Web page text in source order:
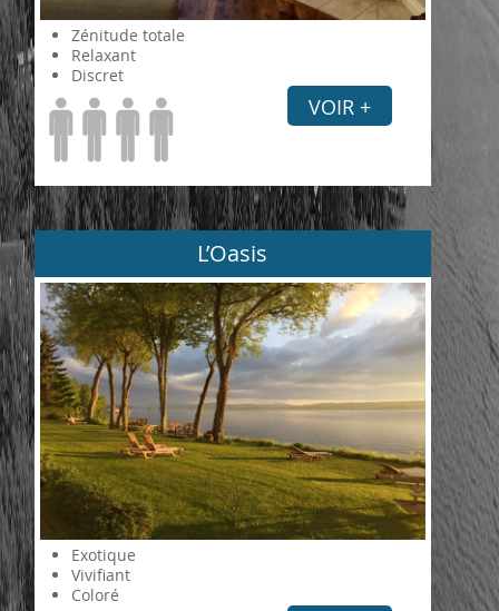
Zénitude totale
Relaxant
Discret
VOIR +
L’Oasis
Exotique
Vivifiant
Coloré